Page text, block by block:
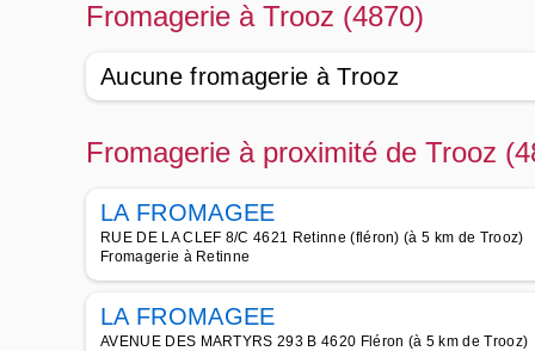
Fromagerie à Trooz (4870)
Aucune fromagerie à Trooz
Fromagerie à proximité de Trooz
LA FROMAGEE
RUE DE LA CLEF 8/C 4621 Retinne (fléron) (à 5 km de Trooz)
Fromagerie à Retinne
LA FROMAGEE
AVENUE DES MARTYRS 293 B 4620 Fléron (à 5 km de Trooz)